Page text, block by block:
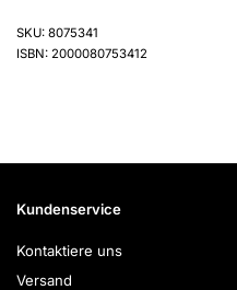
SKU: 8075341
ISBN: 2000080753412
Kundenservice
Kontaktiere uns
Versand